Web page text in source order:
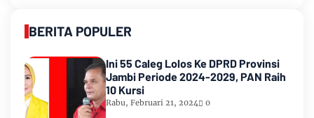
BERITA POPULER
Ini 55 Caleg Lolos Ke DPRD Provinsi
Jambi Periode 2024-2029, PAN Raih
10 Kursi
Rabu, Februari 21, 2024 0